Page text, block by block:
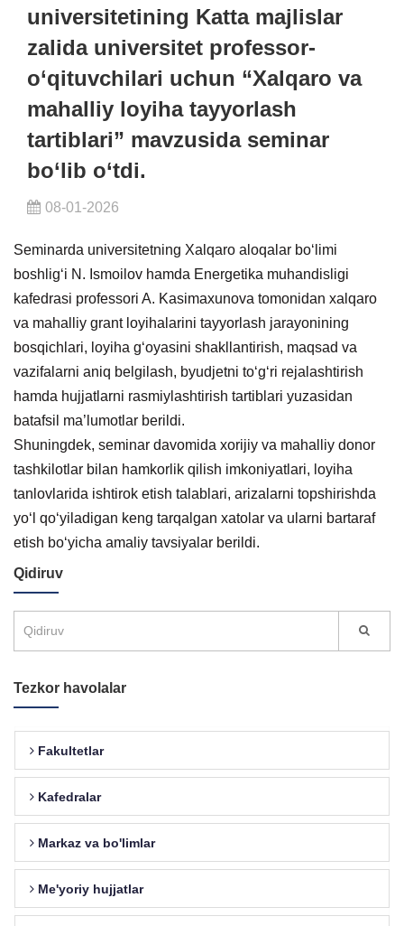
universitetining Katta majlislar
zalida universitet professor-
o‘qituvchilari uchun “Xalqaro va
mahalliy loyiha tayyorlash
tartiblari” mavzusida seminar
bo‘lib o‘tdi.
08-01-2026
Seminarda universitetning Xalqaro aloqalar bo‘limi
boshlig‘i N. Ismoilov hamda Energetika muhandisligi
kafedrasi professori A. Kasimaxunova tomonidan xalqaro
va mahalliy grant loyihalarini tayyorlash jarayonining
bosqichlari, loyiha g‘oyasini shakllantirish, maqsad va
vazifalarni aniq belgilash, byudjetni to‘g‘ri rejalashtirish
hamda hujjatlarni rasmiylashtirish tartiblari yuzasidan
batafsil ma’lumotlar berildi.
Shuningdek, seminar davomida xorijiy va mahalliy donor
tashkilotlar bilan hamkorlik qilish imkoniyatlari, loyiha
tanlovlarida ishtirok etish talablari, arizalarni topshirishda
yo‘l qo‘yiladigan keng tarqalgan xatolar va ularni bartaraf
etish bo‘yicha amaliy tavsiyalar berildi.
Qidiruv
Tezkor havolalar
Fakultetlar
Kafedralar
Markaz va bo'limlar
Me'yoriy hujjatlar